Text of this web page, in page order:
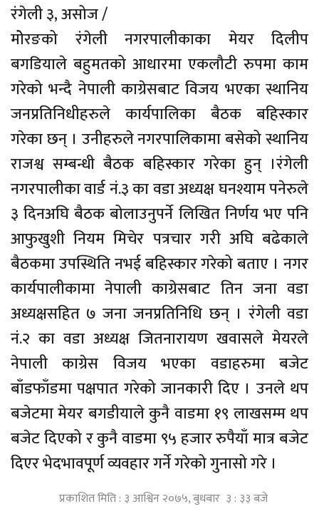
रंगेली ३, असोज /
मोेरङको रंगेली नगरपालीकाका मेयर दिलीप
बगडियाले बहुमतको आधारमा एकलौटी रुपमा काम
गरेको भन्दै नेपाली काग्रेसबाट विजय भएका स्थानिय
जनप्रतिनिधीहरुले कार्यपालिका बैठक बहिस्कार
गरेका छन् । उनीहरुले नगरपालिकामा बसेको स्थानिय
राजश्व सम्बन्धी बैठक बहिस्कार गरेका हुन् ।रंगेली
नगरपालीका वार्ड नं.३ का वडा अध्यक्ष घनश्याम पनेरुले
३ दिनअघि बैठक बोलाउनुपर्ने लिखित निर्णय भए पनि
आफुखुशी नियम मिचेर पत्रचार गरी अघि बढेकाले
बैठकमा उपस्थिति नभई बहिस्कार गरेको बताए । नगर
कार्यपालीकामा नेपाली काग्रेसबाट तिन जना वडा
अध्यक्षसहित ७ जना जनप्रतिनिधि छन् । रंगेली वडा
नं.२ का वडा अध्यक्ष जितनारायण खवासले मेयरले
नेपाली काग्रेस विजय भएका वडाहरुमा बजेट
बाँडफाँडमा पक्षपात गरेको जानकारी दिए । उनले थप
बजेटमा मेयर बगडीयाले कुनै वाडमा १९ लाखसम्म थप
बजेट दिएको र कुनै वाडमा ९५ हजार रुपैयाँ मात्र बजेट
दिएर भेदभावपूर्ण व्यवहार गर्ने गरेको गुनासो गरे ।
प्रकाशित मिति : ३ आश्विन २०७५, बुधबार ३ : ३३ बजे